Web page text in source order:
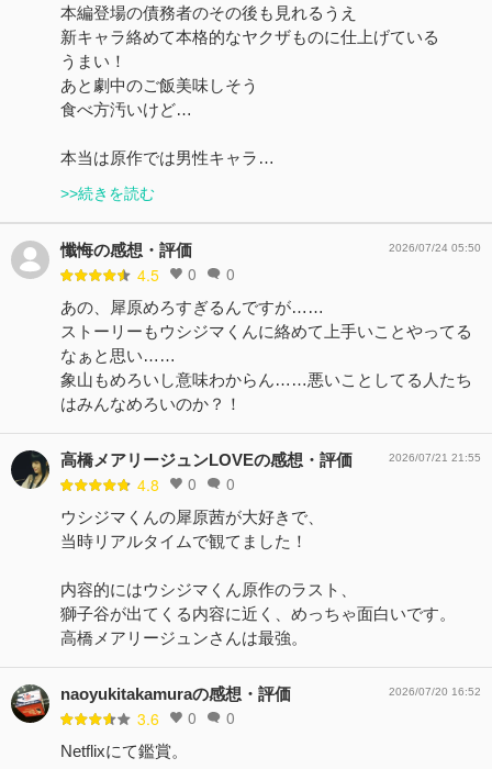
本編登場の債務者のその後も見れるうえ
新キャラ絡めて本格的なヤクザものに仕上げている
うまい！
あと劇中のご飯美味しそう
食べ方汚いけど…
本当は原作では男性キャラ…
>>続きを読む
懺悔の感想・評価
4.5 0 0
2026/07/24 05:50
あの、犀原めろすぎるんですが……
ストーリーもウシジマくんに絡めて上手いことやってる
なぁと思い……
象山もめろいし意味わからん……悪いことしてる人たち
はみんなめろいのか？！
高橋メアリージュンLOVEの感想・評価
4.8 0 0
2026/07/21 21:55
ウシジマくんの犀原茜が大好きで、
当時リアルタイムで観てました！
内容的にはウシジマくん原作のラスト、
獅子谷が出てくる内容に近く、めっちゃ面白いです。
高橋メアリージュンさんは最強。
naoyukitakamuraの感想・評価
3.6 0 0
2026/07/20 16:52
Netflixにて鑑賞。